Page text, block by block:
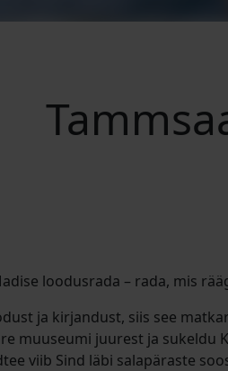
loodusrada – rada, mis
ja kirjandust, siis see
muuseumi juurest ja sukeldu
viib Sind läbi salapäraste